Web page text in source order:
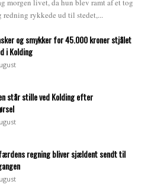
morgen livet, da hun blev ramt af et tog
rykkede ud til stedet,...
og smykker for 45.000 kroner stjålet
i Kolding
står stille ved Kolding efter
regning bliver sjældent sendt til